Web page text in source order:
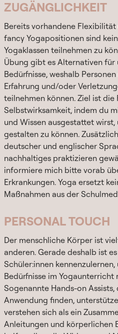
ZUGÄNGLICHKEIT
Bereits vorhandene
fancy Yogapositionen sind
Yogaklassen teilnehmen zu
Übung gibt es Alternativen für
Bedürfnisse, weshalb
Erfahrung und/oder
teilnehmen können. Ziel ist die
Selbstwirksamkeit, indem du
und Wissen ausgestattet
gestalten zu können.
deutscher und englischer
nachhaltiges praktizieren
informiere mich bitte vorab
Erkrankungen. Yoga ersetzt
Maßnahmen aus der
PERSONAL TOUCH
Der menschliche Körper ist
anderen. Gerade deshalb ist
Schüler:innen
Bedürfnisse im Yogaunterricht
Sogenannte Hands-on
Anwendung finden,
verstehen sich als ein
Anleitungen und körperlichen